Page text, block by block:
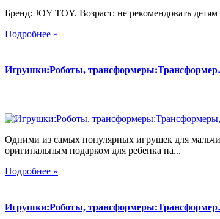
Бренд: JOY TOY. Возраст: не рекомендовать детям
Подробнее »
Игрушки:Роботы,
Одними из самых популярных игрушек для
оригинальным подарком для ребенка на...
Подробнее »
Игрушки:Роботы,